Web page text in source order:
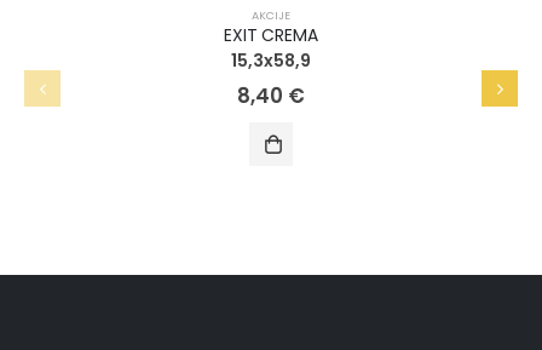
AKCIJE
EXIT CREMA
15,3x58,9
8,40 €